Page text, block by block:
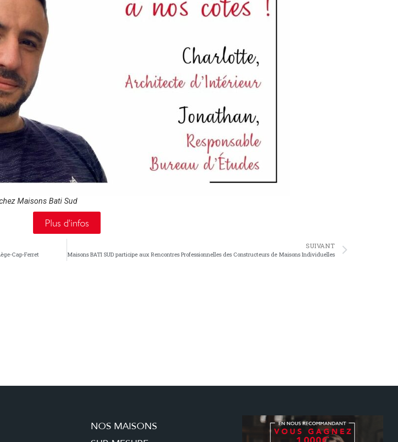
Maisons Bati Sud
Plus d'infos
Cap-Ferret
SUIVANT
Maisons BATI SUD participe aux Rencontres Professionnelles des Constructeurs de Maisons Individuelles
NOS MAISONS